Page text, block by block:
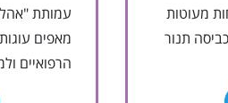
מעוטות
תנור
עמותת
מאפים
הרפואיים